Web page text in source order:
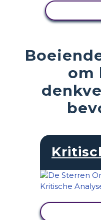
om